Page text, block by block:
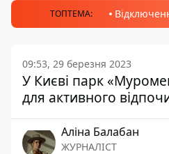
ТОПТЕМА:
09:53, 29 березня 2023
У Києві парк
для активного
Аліна Балабан
ЖУРНАЛІСТ